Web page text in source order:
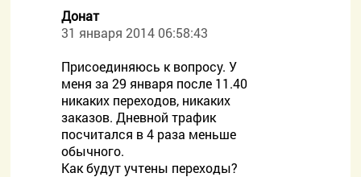
Донат
31 января 2014 06:58:43
Присоединяюсь к вопросу. У
меня за 29 января после 11.40
никаких переходов, никаких
заказов. Дневной трафик
посчитался в 4 раза меньше
обычного.
Как будут учтены переходы?